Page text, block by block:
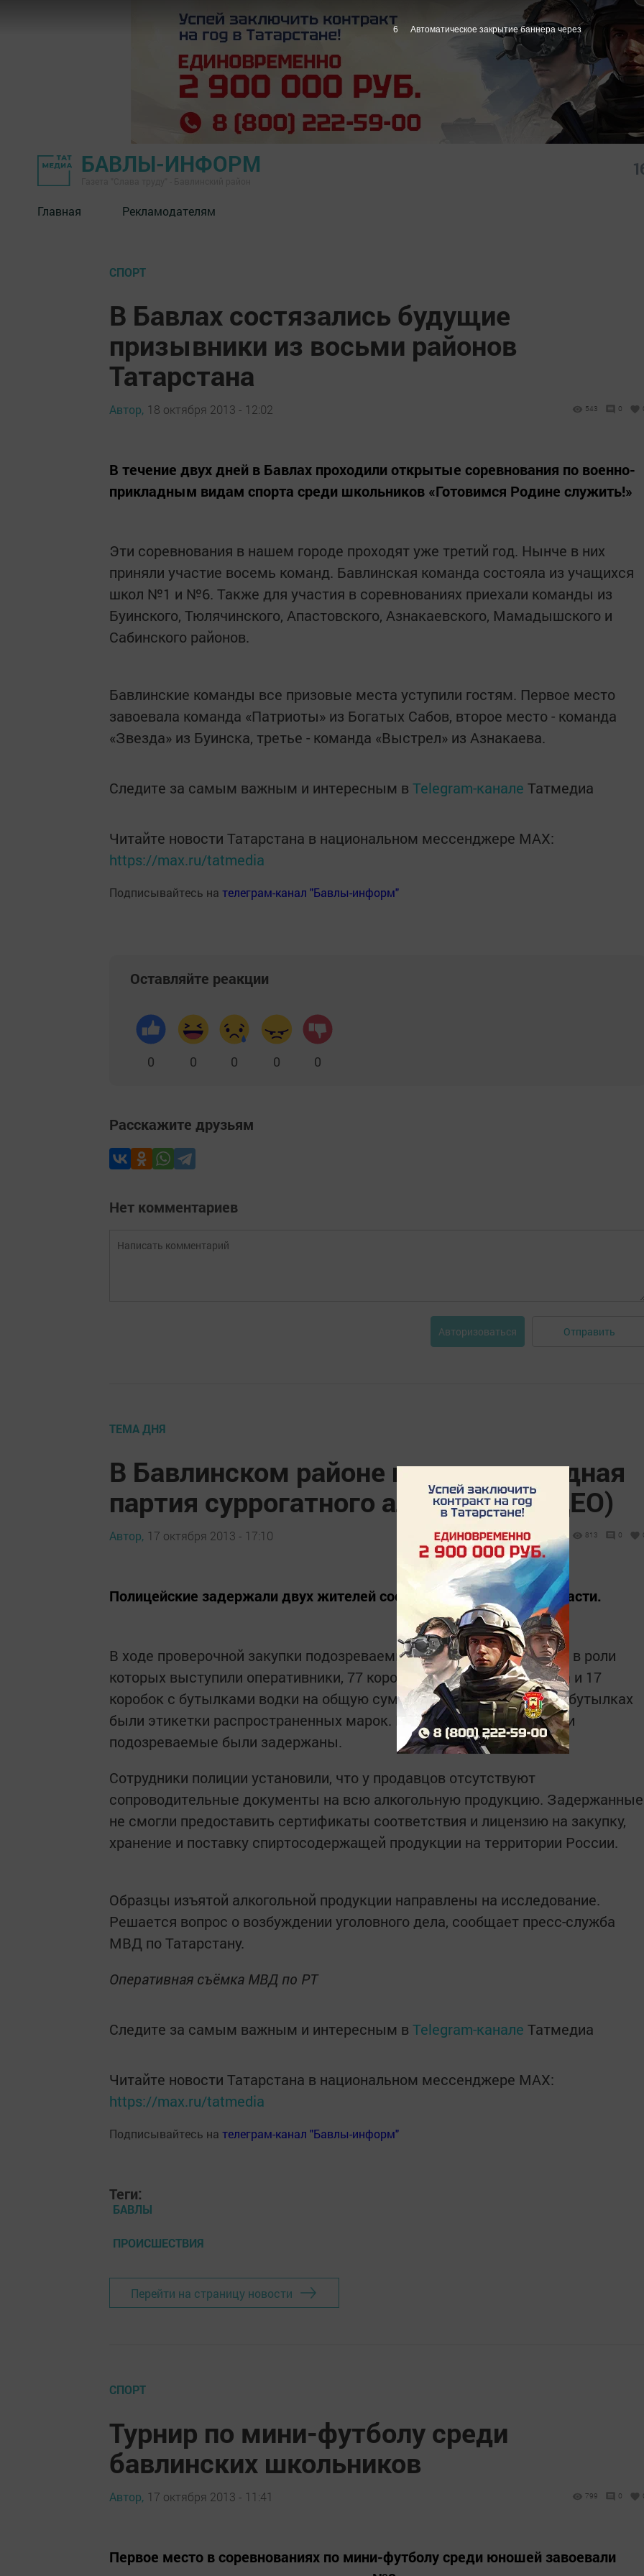
БАВЛЫ-ИНФОРМ
Главная Рекламодателям
СПОРТ
В Бавлах состязались будущие
призывники из восьми районов
Татарстана
Автор, 18 октября 2013 - 12:02 543 0
В течение двух дней в Бавлах проходили открытые соревнования по военно-
прикладным видам спорта среди школьников «Готовимся Родине служить!»
Эти соревнования в нашем городе проходят уже третий год. Нынче в них
приняли участие восемь команд. Бавлинская команда состояла из учащихся
школ №1 и №6. Также для участия в соревнованиях приехали команды из
Буинского, Тюлячинского, Апастовского, Азнакаевского, Мамадышского и
Сабинского районов.
Бавлинские команды все призовые места уступили гостям. Первое место
завоевала команда «Патриоты» из Богатых Сабов, второе место - команда
«Звезда» из Буинска, третье - команда «Выстрел» из Азнакаева.
Следите за самым важным и интересным в Telegram-канале Татмедиа
Читайте новости Татарстана в национальном мессенджере MАХ:
https://max.ru/tatmedia
Подписывайтесь на телеграм-канал "Бавлы-информ"
Оставляйте реакции
0 0 0 0 0
Расскажите друзьям
Нет комментариев
Авторизоваться Отправить
ТЕМА ДНЯ
В Бавлинском районе изъята очередная
партия суррогатного алкоголя (ВИДЕО)
Автор, 17 октября 2013 - 17:10 813 0
Полицейские задержали двух жителей соседней Оренбургской области.
В ходе проверочной закупки подозреваемые продали покупателям, в роли
которых выступили оперативники, 77 коробок с бутылками коньяка и 17
коробок с бутылками водки на общую сумму 210 тысяч рублей. На бутылках
были этикетки распространенных марок. После совершения сделки
подозреваемые были задержаны.
Сотрудники полиции установили, что у продавцов отсутствуют
сопроводительные документы на всю алкогольную продукцию. Задержанные
не смогли предоставить сертификаты соответствия и лицензию на закупку,
хранение и поставку спиртосодержащей продукции на территории России.
Образцы изъятой алкогольной продукции направлены на исследование.
Решается вопрос о возбуждении уголовного дела, сообщает пресс-служба
МВД по Татарстану.
Оперативная съёмка МВД по РТ
Следите за самым важным и интересным в Telegram-канале Татмедиа
Читайте новости Татарстана в национальном мессенджере MАХ:
https://max.ru/tatmedia
Подписывайтесь на телеграм-канал "Бавлы-информ"
Теги:
БАВЛЫ
ПРОИСШЕСТВИЯ
Перейти на страницу новости
СПОРТ
Турнир по мини-футболу среди
бавлинских школьников
Автор, 17 октября 2013 - 11:41 799 0
Первое место в соревнованиях по мини-футболу среди юношей завоевали
6 Автоматическое закрытие баннера через